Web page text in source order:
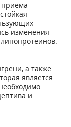
изменения
а также
является
и